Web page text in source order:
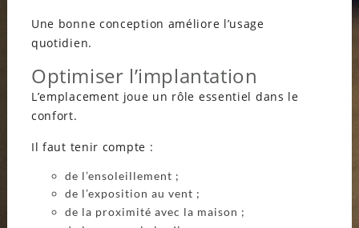
Une bonne conception améliore l’usage
quotidien.
Optimiser l’implantation
L’emplacement joue un rôle essentiel dans le
confort.
Il faut tenir compte :
de l’ensoleillement ;
de l’exposition au vent ;
de la proximité avec la maison ;